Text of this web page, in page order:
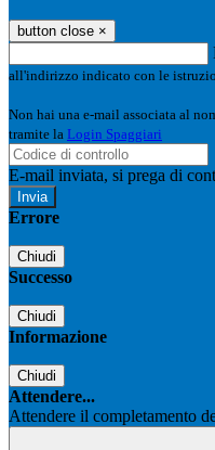
button close ×
all'indirizzo indicato con le
Non hai una e-mail associata al
tramite la Login Spaggiari
E-mail inviata, si prega di
Errore
Chiudi
Successo
Chiudi
Informazione
Chiudi
Attendere...
Attendere il completamento